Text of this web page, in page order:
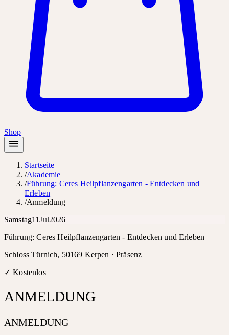
Shop
Startseite
/Akademie
/Führung: Ceres Heilpflanzengarten - Entdecken und
Erleben
/Anmeldung
Samstag11Jul2026
Führung: Ceres Heilpflanzengarten - Entdecken und Erleben
Schloss Türnich, 50169 Kerpen ·Präsenz
✓ Kostenlos
ANMELDUNG
ANMELDUNG